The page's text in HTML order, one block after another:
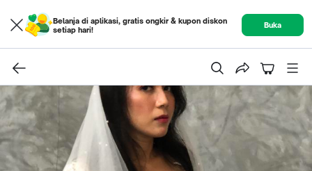
Belanja di aplikasi, gratis ongkir & kupon diskon
setiap hari!
Buka